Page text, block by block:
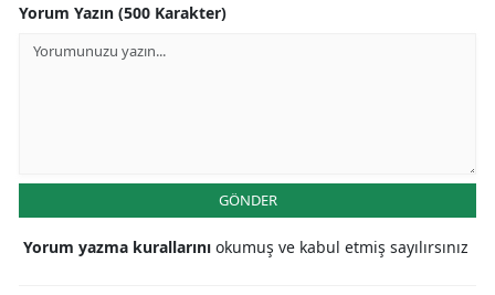
Yorum Yazın (500 Karakter)
GÖNDER
Yorum yazma kurallarını okumuş ve kabul etmiş sayılırsınız